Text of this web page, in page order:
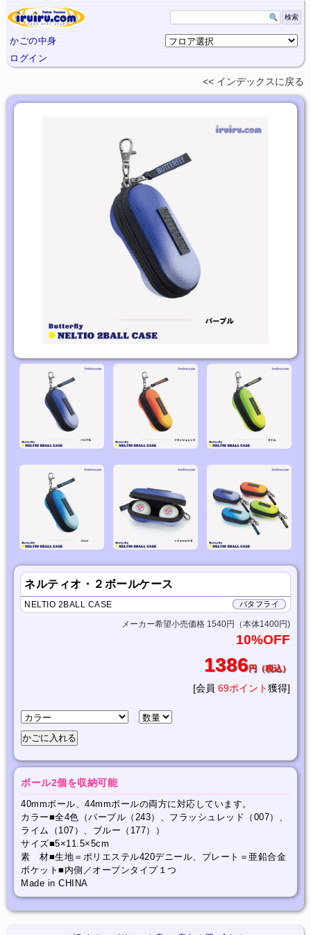
かごの中身
ログイン
インデックスに 戻る
ネルティオ・２ボールケース
バタフライ
NELTIO 2BALL CASE
メーカー希望小売価格 1540円（本体1400円)
10%OFF
1386円（税込）
[会員 69ポイント獲得]
ボール2個を収納可能
40mmボール、44mmボールの両方に対応しています。
カラー■全4色（パープル（243）、フラッシュレッド（007）、
ライム（107）、ブルー（177））
サイズ■5×11.5×5cm
素 材■生地＝ポリエステル420デニール、プレート＝亜鉛合金
ポケット■内側／オープンタイプ１つ
Made in CHINA